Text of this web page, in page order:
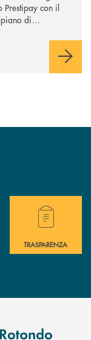
Prestipay con il
di
San Giovanni
immediata?
Hai bisogno di
TRASPARENZA